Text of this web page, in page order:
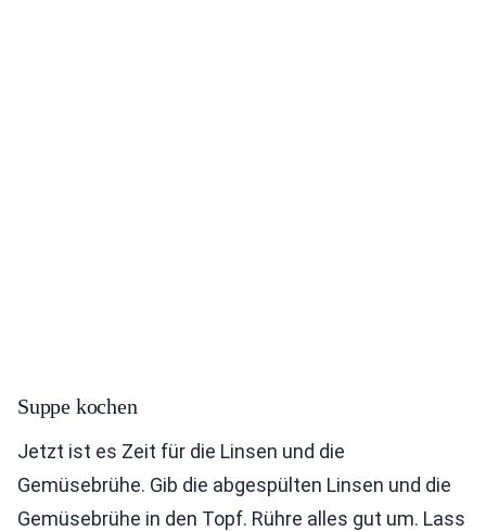
Suppe kochen
Jetzt ist es Zeit für die Linsen und die
Gemüsebrühe. Gib die abgespülten Linsen und die
Gemüsebrühe in den Topf. Rühre alles gut um. Lass